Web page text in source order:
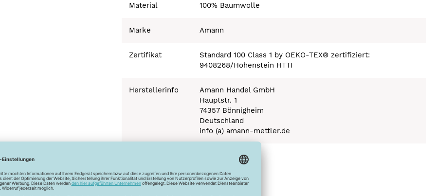
Material 100% Baumwolle
Marke Amann
Zertifikat
Standard 100 Class 1 by OEKO-TEX® zertifiziert:
9408268/Hohenstein HTTI
Herstellerinfo
Amann Handel GmbH
Hauptstr. 1
74357 Bönnigheim
Deutschland
info (a) amann-mettler.de